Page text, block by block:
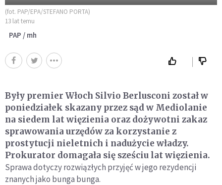
(fot. PAP/EPA/STEFANO PORTA)
13 lat temu
PAP / mh
Były premier Włoch Silvio Berlusconi został w
poniedziałek skazany przez sąd w Mediolanie
na siedem lat więzienia oraz dożywotni zakaz
sprawowania urzędów za korzystanie z
prostytucji nieletnich i nadużycie władzy.
Prokurator domagała się sześciu lat więzienia.
Sprawa dotyczy rozwiązłych przyjęć w jego rezydencji
znanych jako bunga bunga.